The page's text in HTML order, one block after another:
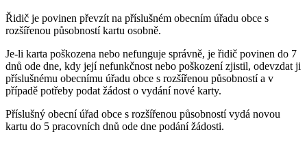
Řidič je povinen převzít na příslušném obecním úřadu obce s
rozšířenou působností kartu osobně.
Je-li karta poškozena nebo nefunguje správně, je řidič povinen do 7
dnů ode dne, kdy její nefunkčnost nebo poškození zjistil, odevzdat ji
příslušnému obecnímu úřadu obce s rozšířenou působností a v
případě potřeby podat žádost o vydání nové karty.
Příslušný obecní úřad obce s rozšířenou působností vydá novou
kartu do 5 pracovních dnů ode dne podání žádosti.